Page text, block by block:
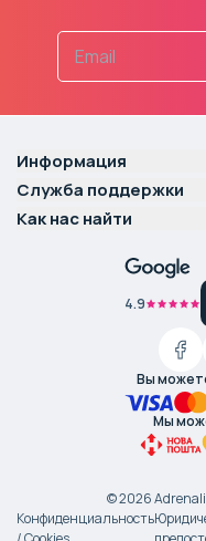
Информация
Служба поддержки
Как нас найти
4.9
Вы
Мы
©2026
Конфиденциальность